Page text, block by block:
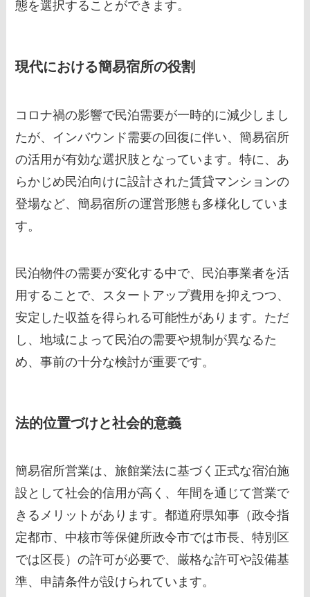
態を選択することができます。
現代における簡易宿所の役割
コロナ禍の影響で民泊需要が一時的に減少しまし
たが、インバウンド需要の回復に伴い、簡易宿所
の活用が有効な選択肢となっています。特に、あ
らかじめ民泊向けに設計された賃貸マンションの
登場など、簡易宿所の運営形態も多様化していま
す。
民泊物件の需要が変化する中で、民泊事業者を活
用することで、スタートアップ費用を抑えつつ、
安定した収益を得られる可能性があります。ただ
し、地域によって民泊の需要や規制が異なるた
め、事前の十分な検討が重要です。
法的位置づけと社会的意義
簡易宿所営業は、旅館業法に基づく正式な宿泊施
設として社会的信用が高く、年間を通じて営業で
きるメリットがあります。都道府県知事（政令指
定都市、中核市等保健所政令市では市長、特別区
では区長）の許可が必要で、厳格な許可や設備基
準、申請条件が設けられています。